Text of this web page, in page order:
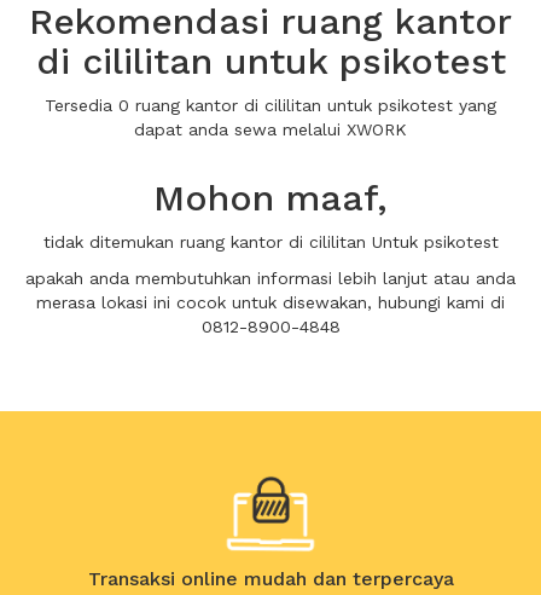
Rekomendasi ruang kantor
di cililitan untuk psikotest
Tersedia 0 ruang kantor di cililitan untuk psikotest yang
dapat anda sewa melalui XWORK
Mohon maaf,
tidak ditemukan ruang kantor di cililitan Untuk psikotest
apakah anda membutuhkan informasi lebih lanjut atau anda
merasa lokasi ini cocok untuk disewakan, hubungi kami di
0812-8900-4848
Transaksi online mudah dan terpercaya